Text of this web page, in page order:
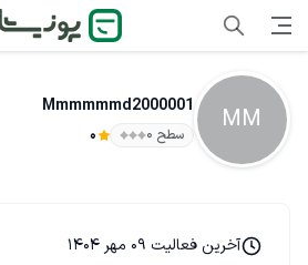
MM
Mmmmmmd2000001
سطح ۰ 0
آخرین فعالیت 09 مهر 1404